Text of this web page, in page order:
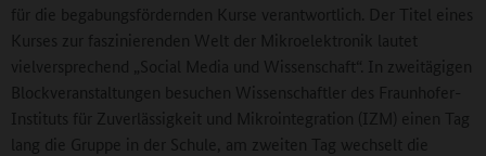
für die begabungsfördernden Kurse verantwortlich. Der Titel eines
Kurses zur faszinierenden Welt der Mikroelektronik lautet
vielversprechend „Social Media und Wissenschaft“. In zweitägigen
Blockveranstaltungen besuchen Wissenschaftler des Fraunhofer-
Instituts für Zuverlässigkeit und Mikrointegration (IZM) einen Tag
lang die Gruppe in der Schule, am zweiten Tag wechselt die